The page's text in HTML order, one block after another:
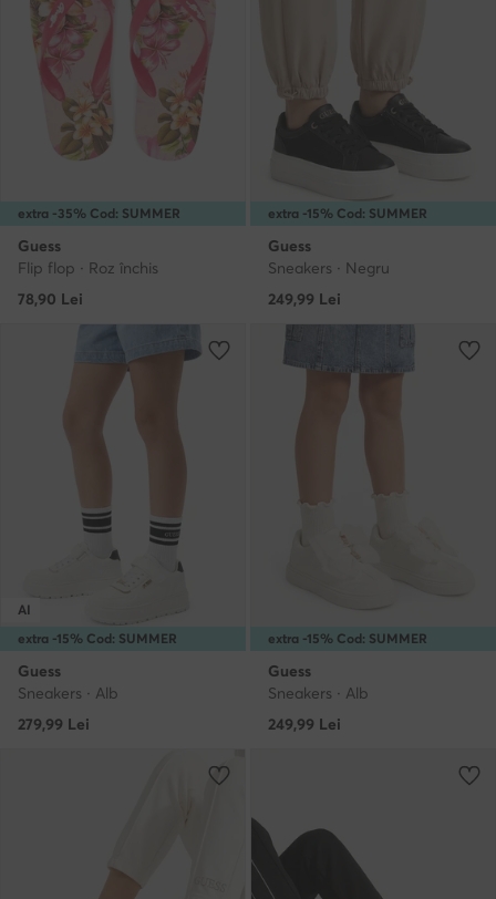
extra -35% Cod: SUMMER
Guess
Flip flop · Roz închis
78,90 Lei
extra -15% Cod: SUMMER
Guess
Sneakers · Negru
249,99 Lei
extra -15% Cod: SUMMER
AI
Guess
Sneakers · Alb
279,99 Lei
extra -15% Cod: SUMMER
Guess
Sneakers · Alb
249,99 Lei